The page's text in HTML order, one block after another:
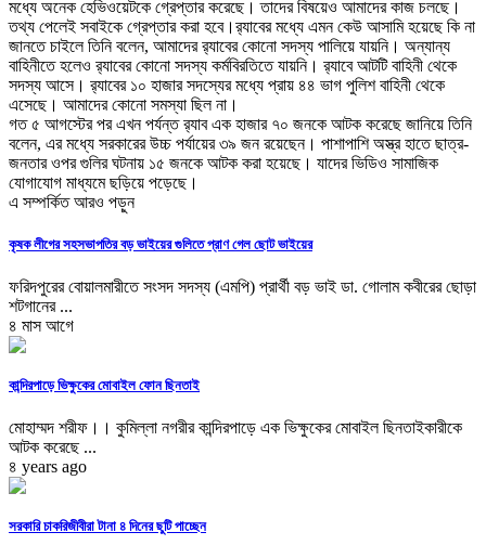
মধ্যে অনেক হেভিওয়েটকে গ্রেপ্তার করেছে। তাদের বিষয়েও আমাদের কাজ চলছে।
তথ্য পেলেই সবাইকে গ্রেপ্তার করা হবে।র‍্যাবের মধ্যে এমন কেউ আসামি হয়েছে কি না
জানতে চাইলে তিনি বলেন, আমাদের র‍্যাবের কোনো সদস্য পালিয়ে যায়নি। অন্যান্য
বাহিনীতে হলেও র‍্যাবের কোনো সদস্য কর্মবিরতিতে যায়নি। র‍্যাবে আটটি বাহিনী থেকে
সদস্য আসে। র‍্যাবের ১০ হাজার সদস্যের মধ্যে প্রায় ৪৪ ভাগ পুলিশ বাহিনী থেকে
এসেছে। আমাদের কোনো সমস্যা ছিল না।
গত ৫ আগস্টের পর এখন পর্যন্ত র‍্যাব এক হাজার ৭০ জনকে আটক করেছে জানিয়ে তিনি
বলেন, এর মধ্যে সরকারের উচ্চ পর্যায়ের ৩৯ জন রয়েছেন। পাশাপাশি অস্ত্র হাতে ছাত্র-
জনতার ওপর গুলির ঘটনায় ১৫ জনকে আটক করা হয়েছে। যাদের ভিডিও সামাজিক
যোগাযোগ মাধ্যমে ছড়িয়ে পড়েছে।
এ সম্পর্কিত আরও পড়ুন
কৃষক লীগের সহসভাপতির বড় ভাইয়ের গুলিতে প্রাণ গেল ছোট ভাইয়ের
ফরিদপুরের বোয়ালমারীতে সংসদ সদস্য (এমপি) প্রার্থী বড় ভাই ডা. গোলাম কবীরের ছোড়া
শটগানের ...
৪ মাস আগে
কান্দিরপাড়ে ভিক্ষুকের মোবাইল ফোন ছিনতাই
মোহাম্মদ শরীফ।। কুমিল্লা নগরীর কান্দিরপাড়ে এক ভিক্ষুকের মোবাইল ছিনতাইকারীকে
আটক করেছে ...
৪ years ago
সরকারি চাকরিজীবীরা টানা ৪ দিনের ছুটি পাচ্ছেন